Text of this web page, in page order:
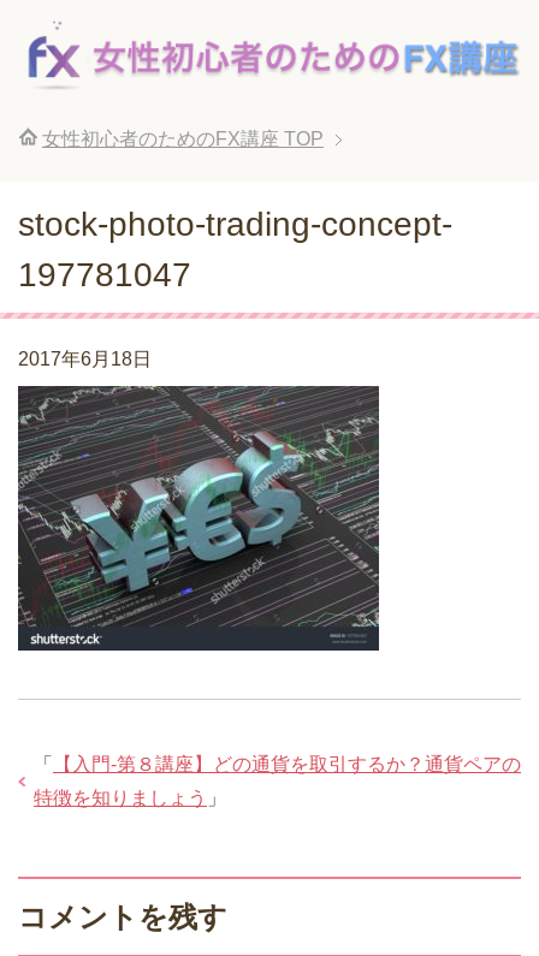
女性初心者のためのFX講座 TOP
stock-photo-trading-concept-
197781047
2017年6月18日
「
【入門-第８講座】どの通貨を取引するか？通貨ペアの
特徴を知りましょう 」
コメントを残す